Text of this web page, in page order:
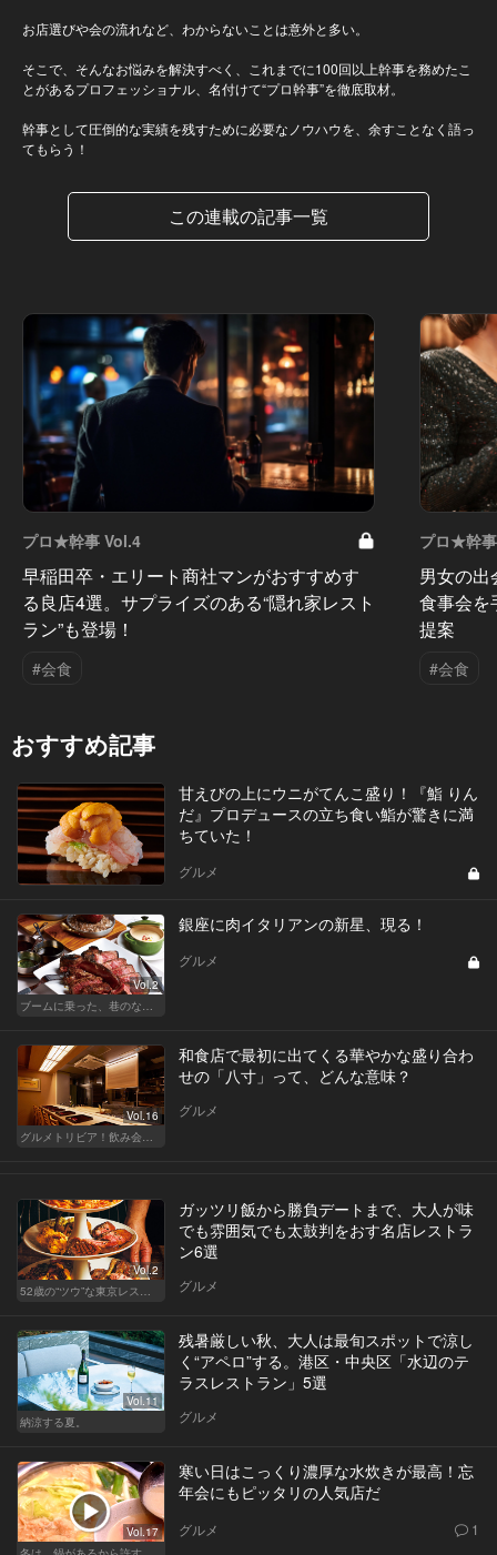
お店選びや会の流れなど、わからないことは意外と多い。
そこで、そんなお悩みを解決すべく、これまでに100回以上幹事を務めたこ
とがあるプロフェッショナル、名付けて“プロ幹事”を徹底取材。
幹事として圧倒的な実績を残すために必要なノウハウを、余すことなく語っ
てもらう！
この連載の記事一覧
プロ★幹事 Vol.4
早稲田卒・エリート商社マンがおすすめす
る良店4選。サプライズのある“隠れ家レスト
ラン”も登場！
#会食
プロ★幹
男女の
食事会を
提案
#会食
おすすめ記事
甘えびの上にウニがてんこ盛り！『鮨 りん
だ』プロデュースの立ち食い鮨が驚きに満
ちていた！
グルメ
Vol.2
ブームに乗った、巷のなんちゃってに喝！ 真実の熟成肉しか食べたくない！
銀座に肉イタリアンの新星、現る！
グルメ
Vol.16
グルメトリビア！飲み会やデートで会話のネタになるQ＆A
和食店で最初に出てくる華やかな盛り合わ
せの「八寸」って、どんな意味？
グルメ
Vol.2
52歳の“ツウ”な東京レストラン
ガッツリ飯から勝負デートまで、大人が味
でも雰囲気でも太鼓判をおす名店レストラ
ン6選
グルメ
Vol.11
納涼する夏。
残暑厳しい秋、大人は最旬スポットで涼し
く“アペロ”する。港区・中央区「水辺のテ
ラスレストラン」5選
グルメ
Vol.17
寒い日はこっくり濃厚な水炊きが最高！忘
年会にもピッタリの人気店だ
グルメ 1